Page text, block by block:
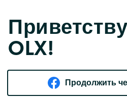
OLX!
Продолжить